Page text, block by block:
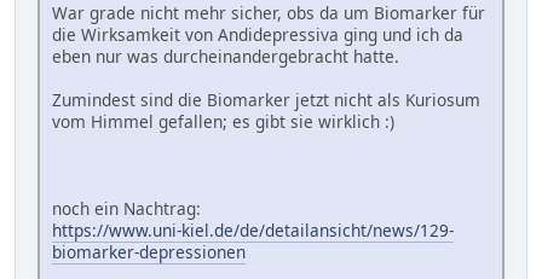
War grade nicht mehr sicher, obs da um Biomarker für
die Wirksamkeit von Andidepressiva ging und ich da
eben nur was durcheinandergebracht hatte.
Zumindest sind die Biomarker jetzt nicht als Kuriosum
vom Himmel gefallen; es gibt sie wirklich :)
noch ein Nachtrag:
https://www.uni-kiel.de/de/detailansicht/news/129-
biomarker-depressionen